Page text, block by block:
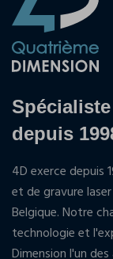
depuis
4D exerce depuis
et de gravure
Belgique. Notre
technologie et
Dimension l'un